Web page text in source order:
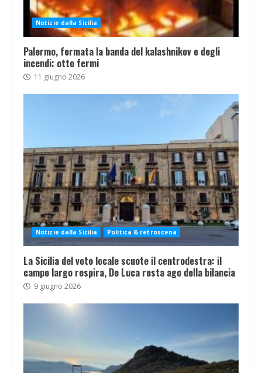
Notizie dalla Sicilia
Palermo, fermata la banda del kalashnikov e degli
incendi: otto fermi
11 giugno 2026
Notizie dalla Sicilia Politica & retroscena
La Sicilia del voto locale scuote il centrodestra: il
campo largo respira, De Luca resta ago della bilancia
9 giugno 2026